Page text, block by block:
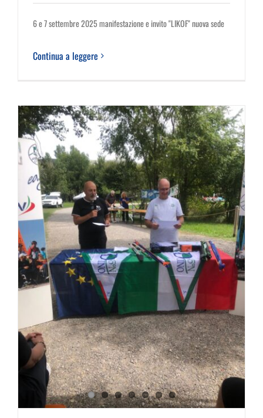
6 e 7 settembre 2025 manifestazione e invito "LIKOF" nuova sede
Continua a leggere